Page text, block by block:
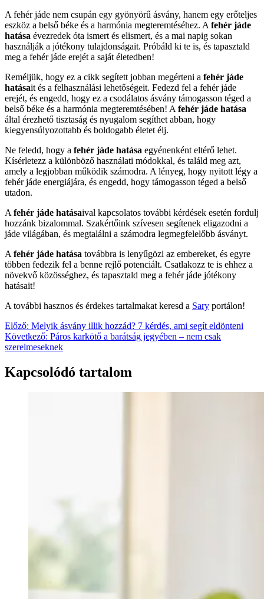
A fehér jáde nem csupán egy gyönyörű ásvány, hanem egy erőteljes
eszköz a belső béke és a harmónia megteremtéséhez. A fehér jáde
hatása évezredek óta ismert és elismert, és a mai napig sokan
használják a jótékony tulajdonságait. Próbáld ki te is, és tapasztald
meg a fehér jáde erejét a saját életedben!
Reméljük, hogy ez a cikk segített jobban megérteni a fehér jáde
hatásait és a felhasználási lehetőségeit. Fedezd fel a fehér jáde
erejét, és engedd, hogy ez a csodálatos ásvány támogasson téged a
belső béke és a harmónia megteremtésében! A fehér jáde hatása
által érezhető tisztaság és nyugalom segíthet abban, hogy
kiegyensúlyozottabb és boldogabb életet élj.
Ne feledd, hogy a fehér jáde hatása egyénenként eltérő lehet.
Kísérletezz a különböző használati módokkal, és találd meg azt,
amely a legjobban működik számodra. A lényeg, hogy nyitott légy a
fehér jáde energiájára, és engedd, hogy támogasson téged a belső
utadon.
A fehér jáde hatásaival kapcsolatos további kérdések esetén fordulj
hozzánk bizalommal. Szakértőink szívesen segítenek eligazodni a
jáde világában, és megtalálni a számodra legmegfelelőbb ásványt.
A fehér jáde hatása továbbra is lenyűgözi az embereket, és egyre
többen fedezik fel a benne rejlő potenciált. Csatlakozz te is ehhez a
növekvő közösséghez, és tapasztald meg a fehér jáde jótékony
hatásait!
A további hasznos és érdekes tartalmakat keresd a Sary portálon!
Bejegyzés
navigáció
Előző: Melyik ásvány illik hozzád? 7 kérdés, ami segít eldönteni
Következő: Páros karkötő a barátság jegyében – nem csak
szerelmeseknek
Kapcsolódó tartalom